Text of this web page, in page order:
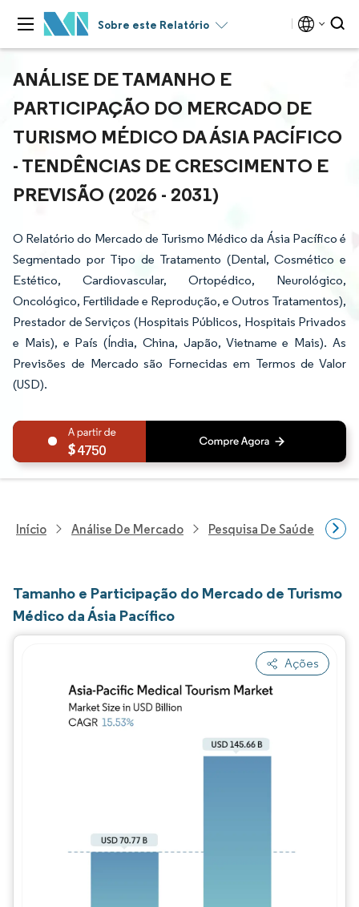
Sobre este Relatório
ANÁLISE DE TAMANHO E
PARTICIPAÇÃO DO MERCADO DE
TURISMO MÉDICO DA ÁSIA PACÍFICO
- TENDÊNCIAS DE CRESCIMENTO E
PREVISÃO (2026 - 2031)
O Relatório do Mercado de Turismo Médico da Ásia Pacífico é
Segmentado por Tipo de Tratamento (Dental, Cosmético e
Estético, Cardiovascular, Ortopédico, Neurológico,
Oncológico, Fertilidade e Reprodução, e Outros Tratamentos),
Prestador de Serviços (Hospitais Públicos, Hospitais Privados
e Mais), e País (Índia, China, Japão, Vietname e Mais). As
Previsões de Mercado são Fornecidas em Termos de Valor
(USD).
4750
Início Análise De Mercado Pesquisa De Saúde
Tamanho e Participação do Mercado de Turismo
Médico da Ásia Pacífico
Ações